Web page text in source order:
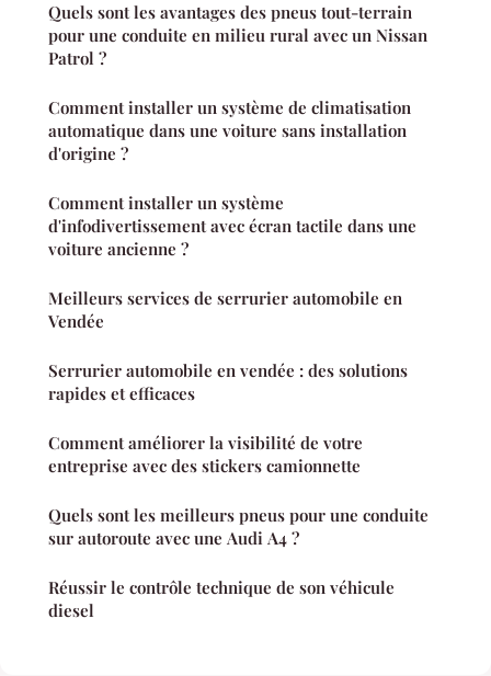
Quels sont les avantages des pneus tout-terrain
pour une conduite en milieu rural avec un Nissan
Patrol ?
Comment installer un système de climatisation
automatique dans une voiture sans installation
d'origine ?
Comment installer un système
d'infodivertissement avec écran tactile dans une
voiture ancienne ?
Meilleurs services de serrurier automobile en
Vendée
Serrurier automobile en vendée : des solutions
rapides et efficaces
Comment améliorer la visibilité de votre
entreprise avec des stickers camionnette
Quels sont les meilleurs pneus pour une conduite
sur autoroute avec une Audi A4 ?
Réussir le contrôle technique de son véhicule
diesel